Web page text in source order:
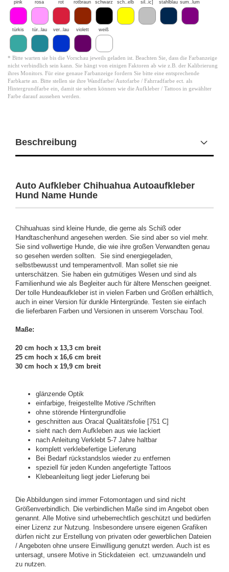
pink rosa rot rotbraun schwarz sch..elb sil..ic] stahlblau sum..lum
türkis tür..lau ver..lau violett weiß
* Bitte warten sie bis die Vorschau jeweils geladen ist. Beachten Sie, dass die Farbanzeige
nicht verbindlich sein kann. Sie hängt von einigen Faktoren ab wie z.B. der Kalibrierung
ihres Monitors. Für eine genaue Farbanzeige fordern Sie bitte eine entsprechende
Farbkarte an. Bitte stellen sie ihre Wandfarbe/ Autofarbe / Fahrradfarbe ect. als
Hintergrundfarbe ein, damit sie sehen können wie die Aufkleber / Tattoos in gewählter
Farbe darauf aussehen werden.
Beschreibung
Auto Aufkleber Chihuahua Autoaufkleber
Hund Name Hunde
Chihuahuas sind kleine Hunde, die gerne als Schiß oder
Handtaschenhund angesehen werden. Sie sind aber so viel mehr.
Sie sind vollwertige Hunde, die wie ihre großen Verwandten genau
so gesehen werden sollten. Sie sind energiegeladen,
selbstbewusst und temperamentvoll. Man sollet sie nie
unterschätzen. Sie haben ein gutmütiges Wesen und sind als
Familienhund wie als Begleiter auch für ältere Menschen geeignet.
Der tolle Hundeaufkleber ist in vielen Farben und Größen erhältlich,
auch in einer Version für dunkle Hintergründe. Testen sie einfach
die lieferbaren Farben und Versionen in unserem Vorschau Tool.
Maße:
20 cm hoch x 13,3 cm breit
25 cm hoch x 16,6 cm breit
30 cm hoch x 19,9 cm breit
glänzende Optik
einfarbige, freigestellte Motive /Schriften
ohne störende Hintergrundfolie
geschnitten aus Oracal Qualitätsfolie [751 C]
sieht nach dem Aufkleben aus wie lackiert
nach Anleitung Verklebt 5-7 Jahre haltbar
komplett verklebefertige Lieferung
Bei Bedarf rückstandslos wieder zu entfernen
speziell für jeden Kunden angefertigte Tattoos
Klebeanleitung liegt jeder Lieferung bei
Die Abbildungen sind immer Fotomontagen und sind nicht
Größenverbindlich. Die verbindlichen Maße sind im Angebot oben
genannt. Alle Motive sind urheberrechtlich geschützt und bedürfen
einer Lizenz zur Nutzung. Insbesondere unsere eigenen Grafiken
dürfen nicht zur Erstellung von privaten oder gewerblichen Dateien
/ Angeboten ohne unsere Einwilligung genutzt werden. Auch ist es
untersagt, unsere Motive in Stickdateien ect. umzuwandeln und
zu nutzen.